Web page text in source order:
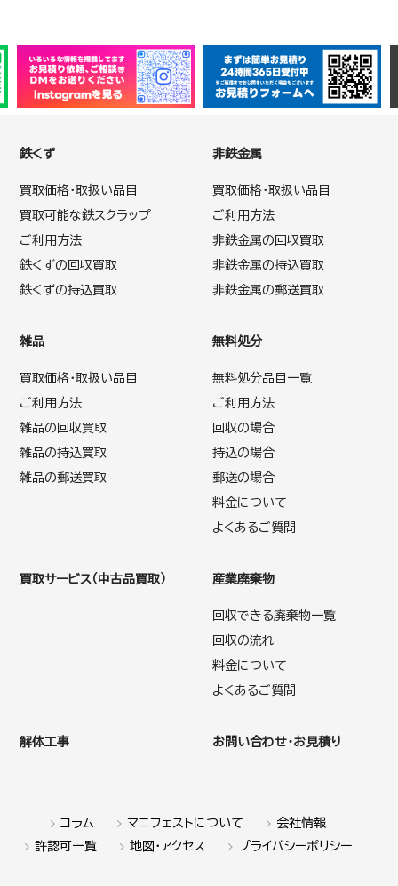
鉄くず
買取価格・取扱い品目
買取可能な鉄スクラップ
ご利用方法
鉄くずの回収買取
鉄くずの持込買取
非鉄金属
買取価格・取扱い品目
ご利用方法
非鉄金属の回収買取
非鉄金属の持込買取
非鉄金属の郵送買取
雑品
買取価格・取扱い品目
ご利用方法
雑品の回収買取
雑品の持込買取
雑品の郵送買取
無料処分
無料処分品目一覧
ご利用方法
回収の場合
持込の場合
郵送の場合
料金について
よくあるご質問
買取サービス（中古品買取） 産業廃棄物
回収できる廃棄物一覧
回収の流れ
料金について
よくあるご質問
解体工事 お問い合わせ・お見積り
コラム マニフェストについて
会社情報
許認可一覧
地図・アクセス プライバシーポリシー